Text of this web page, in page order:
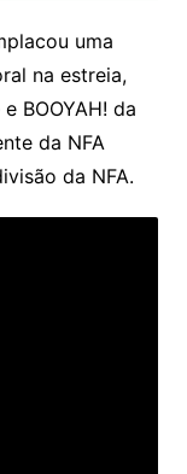
uma
na estreia,
BOOYAH! da
da NFA
da NFA.